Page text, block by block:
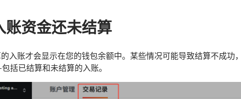
账资金还未结算
入账才会显示在您的钱包余额中。某些情况可能导致结算不成功
括已结算和未结算的入账。